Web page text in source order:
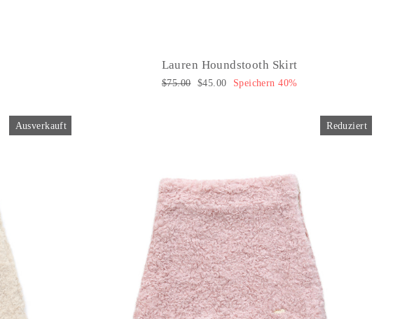
Lauren Houndstooth Skirt
Normaler
$75.00 Sonderpreis
$45.00 Speichern 40%
Ausverkauft Reduziert